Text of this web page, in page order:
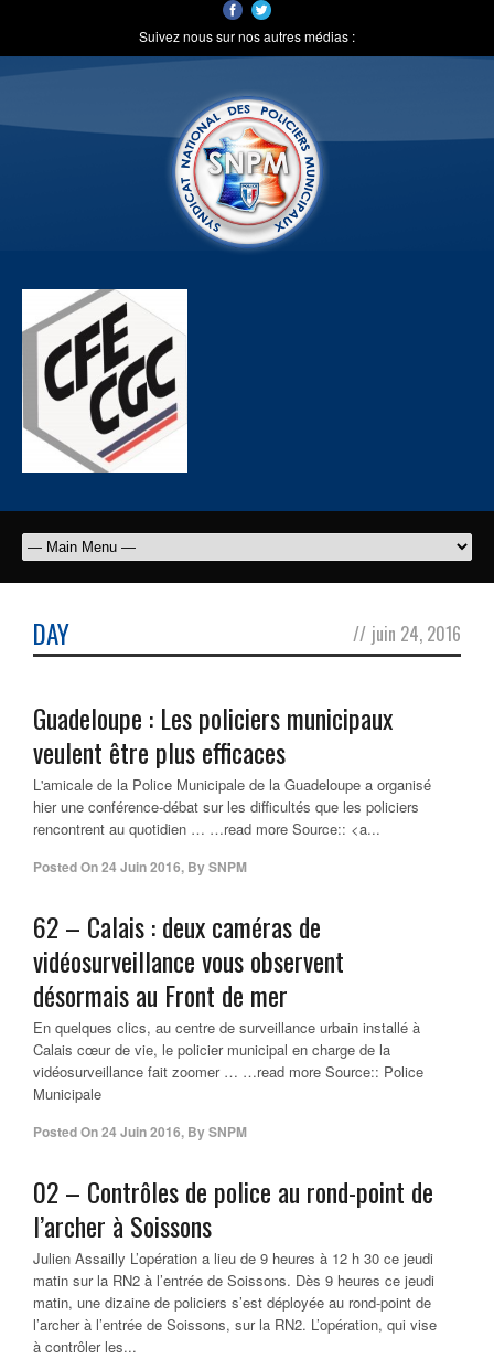
Suivez nous sur nos autres médias :
DAY // juin 24, 2016
Guadeloupe : Les policiers municipaux
veulent être plus efficaces
L'amicale de la Police Municipale de la Guadeloupe a organisé
hier une conférence-débat sur les difficultés que les policiers
rencontrent au quotidien … …read more Source:: <a...
Posted On24 Juin 2016, BySNPM
62 – Calais : deux caméras de
vidéosurveillance vous observent
désormais au Front de mer
En quelques clics, au centre de surveillance urbain installé à
Calais cœur de vie, le policier municipal en charge de la
vidéosurveillance fait zoomer … …read more Source:: Police
Municipale
Posted On24 Juin 2016, BySNPM
02 – Contrôles de police au rond-point de
l’archer à Soissons
Julien Assailly L’opération a lieu de 9 heures à 12 h 30 ce jeudi
matin sur la RN2 à l’entrée de Soissons. Dès 9 heures ce jeudi
matin, une dizaine de policiers s’est déployée au rond-point de
l’archer à l’entrée de Soissons, sur la RN2. L’opération, qui vise
à contrôler les...